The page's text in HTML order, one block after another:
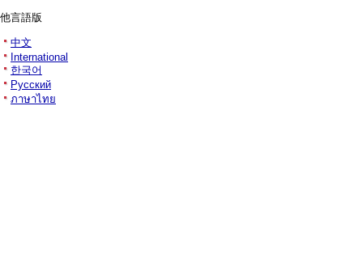
他言語版
中文
International
한국어
Русский
ภาษาไทย